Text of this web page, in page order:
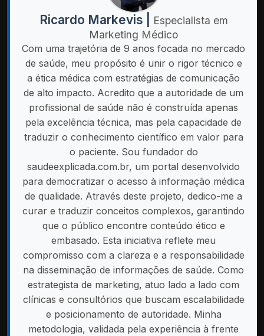
Ricardo Markevis |
Especialista em
Marketing Médico
Com uma trajetória de 9 anos focada no mercado
de saúde, meu propósito é unir o rigor técnico e
a ética médica com estratégias de comunicação
de alto impacto. Acredito que a autoridade de um
profissional de saúde não é construída apenas
pela excelência técnica, mas pela capacidade de
traduzir o conhecimento científico em valor para
o paciente. Sou fundador do
saudeexplicada.com.br, um portal desenvolvido
para democratizar o acesso à informação médica
de qualidade. Através deste projeto, dedico-me a
curar e traduzir conceitos complexos, garantindo
que o público encontre conteúdo ético e
embasado. Esta iniciativa reflete meu
compromisso com a clareza e a responsabilidade
na disseminação de informações de saúde. Como
estrategista de marketing, atuo lado a lado com
clínicas e consultórios que buscam escalabilidade
e posicionamento de autoridade. Minha
metodologia, validada pela experiência à frente